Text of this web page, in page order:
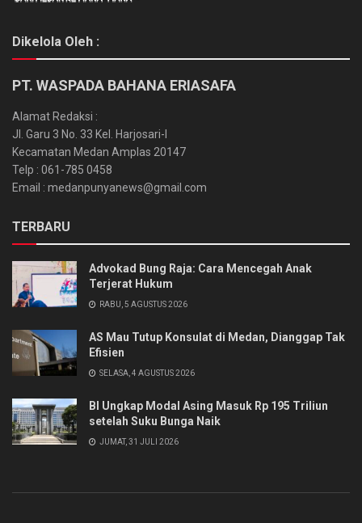
Dikelola Oleh :
PT. WASPADA BAHANA ERIASAFA
Alamat Redaksi :
Jl. Garu 3 No. 33 Kel. Harjosari-I
Kecamatan Medan Amplas 20147
Telp : 061-785 0458
Email : medanpunyanews@gmail.com
TERBARU
Advokad Bung Raja: Cara Mencegah Anak
Terjerat Hukum
RABU, 5 AGUSTUS 2026
AS Mau Tutup Konsulat di Medan, Dianggap Tak
Efisien
SELASA, 4 AGUSTUS 2026
BI Ungkap Modal Asing Masuk Rp 195 Triliun
setelah Suku Bunga Naik
JUMAT, 31 JULI 2026